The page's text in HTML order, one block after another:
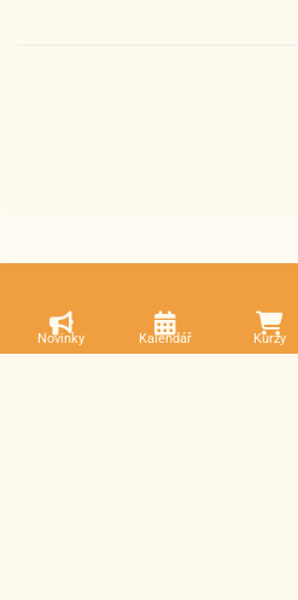
Novinky Kalendář Kurzy